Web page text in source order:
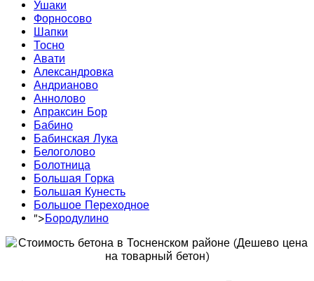
Ушаки
Форносово
Шапки
Тосно
Авати
Александровка
Андрианово
Аннолово
Апраксин Бор
Бабино
Бабинская Лука
Белоголово
Болотница
Большая Горка
Большая Кунесть
Большое Переходное
">Бородулино